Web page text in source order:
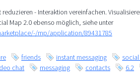
- Interaktion vereinfachen.
Map 2.0 ebenso möglich, siehe unter
mp/application/89431785
friends instant messaging
chat messaging contacts 6.2